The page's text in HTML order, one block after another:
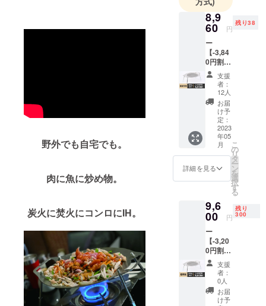
野外でも自宅でも。
肉に魚に炒め物。
炭火に焚火にコンロにIH。
ます。 ハッ
ピーな子ど
も達が増え
ると世の中
の笑顔も増
えていきま
す。
そんな笑顔
の連鎖で子
ども達の未
来が愛情溢
れる世界で
あってほし
です。
私達は「商
売」をする
という事
は、その製
品、サービ
スによって
8,9
60 円
残り38
ー
【-3,84
0円割
引】50
名限
定ー
【定
価】
12,800
円
→
CAMPF
AIR販売
価格
8,960円
（消費
料込）
■Lagur
us All-
round
PLATE
x １
式 ■
セット
内容 ・
本体×1
・収納
支援
者：
12人
お届
け予
定：
2023
年05
月
詳細を見る
こ
の
リ
タ
ー
ン
を
選
択
す
る
9,6
00 円
残り
300
ー
【-3,20
0円割
引】200
名限
定ー
【定
価】
支援
者：
0人
お届
け予